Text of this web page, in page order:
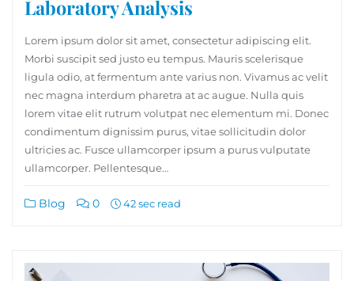
Laboratory Analysis
Lorem ipsum dolor sit amet, consectetur adipiscing elit.
Morbi suscipit sed justo eu tempus. Mauris scelerisque
ligula odio, at fermentum ante varius non. Vivamus ac velit
nec magna interdum pharetra at ac augue. Nulla quis
lorem vitae elit rutrum volutpat nec elementum mi. Donec
condimentum dignissim purus, vitae sollicitudin dolor
ultricies ac. Fusce ullamcorper ipsum a purus vulputate
ullamcorper. Pellentesque…
Blog 0 42 sec read